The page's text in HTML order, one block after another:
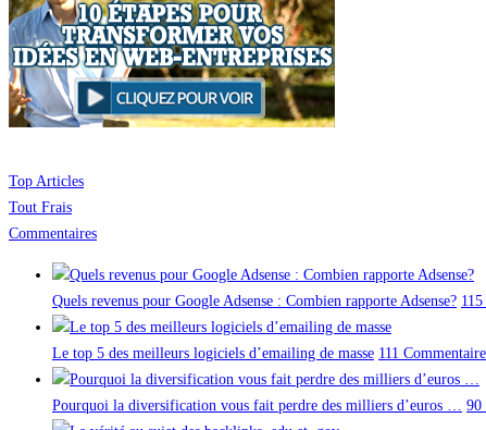
Top Articles
Tout Frais
Commentaires
Quels revenus pour Google Adsense : Combien rapporte Adsense?
Le top 5 des meilleurs logiciels d’emailing de masse 111
Pourquoi la diversification vous fait perdre des milliers d’euros … 90